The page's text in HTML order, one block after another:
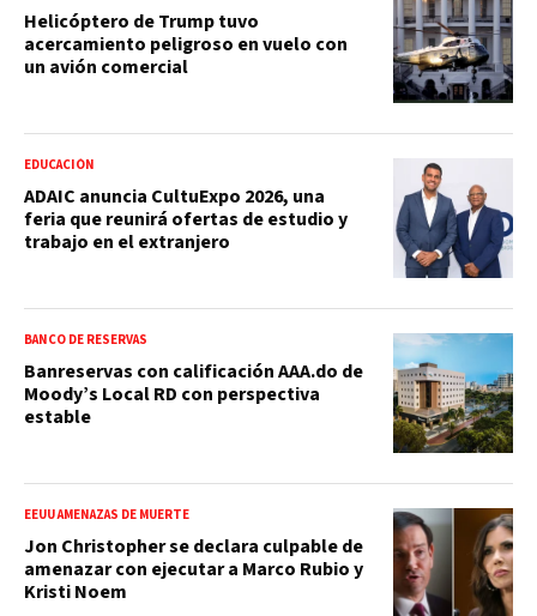
Helicóptero de Trump tuvo
acercamiento peligroso en vuelo con
un avión comercial
EDUCACIÓN
ADAIC anuncia CultuExpo 2026, una
feria que reunirá ofertas de estudio y
trabajo en el extranjero
BANCO DE RESERVAS
Banreservas con calificación AAA.do de
Moody’s Local RD con perspectiva
estable
EEUU AMENAZAS DE MUERTE
Jon Christopher se declara culpable de
amenazar con ejecutar a Marco Rubio y
Kristi Noem